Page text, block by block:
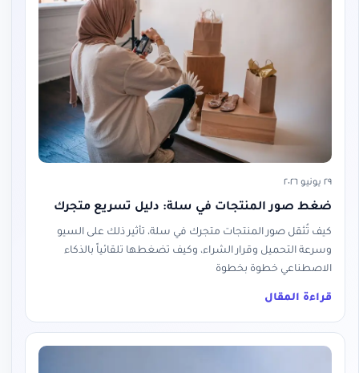
٢٩ يونيو ٢٠٢٦
ضغط صور المنتجات في سلة: دليل تسريع متجرك
كيف تُثقل صور المنتجات متجرك في سلة، تأثير ذلك على السيو
وسرعة التحميل وقرار الشراء، وكيف تضغطها تلقائياً بالذكاء
الاصطناعي خطوة بخطوة
قراءة المقال